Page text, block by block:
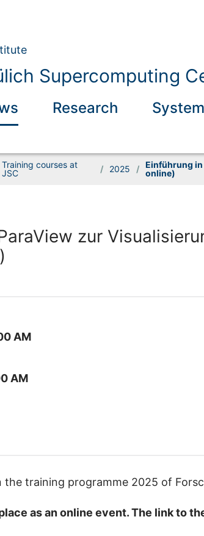
Supercomputing
Research
Training courses at
JSC
/ 2025 / Einführung
online)
zur
AM
AM
the training programme 2025 of
as an online event. The link to